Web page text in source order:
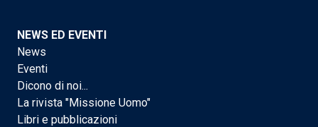
NEWS ED EVENTI
News
Eventi
Dicono di noi...
La rivista "Missione Uomo"
Libri e pubblicazioni